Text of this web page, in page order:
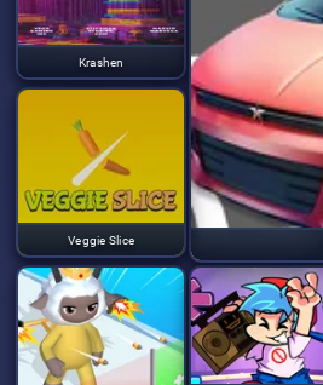
Krashen
Veggie Slice